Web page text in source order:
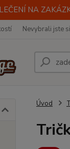
NA
Nevybrali jste
Úvod